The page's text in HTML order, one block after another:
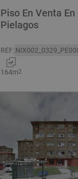
Piso En Venta En
Pielagos
REF:
164m2